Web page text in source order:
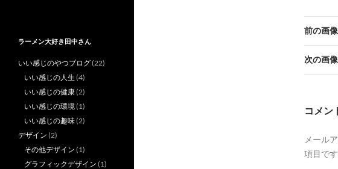
前の画像
次の画像
コメン
メール
項目です
ラーメン大好き田中さん
いい感じのやつブログ(22)
いい感じの人生 (4)
いい感じの健康(2)
いい感じの環境(1)
いい感じの趣味(2)
デザイン (2)
その他デザイン (1)
グラフィックデザイン (1)